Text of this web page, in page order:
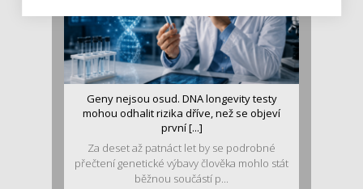
Geny nejsou osud. DNA longevity testy
mohou odhalit rizika dříve, než se objeví
první [...]
Za deset až patnáct let by se podrobné
přečtení genetické výbavy člověka mohlo stát
běžnou součástí p...